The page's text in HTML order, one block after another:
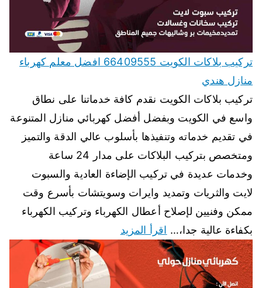
تركيب بلاكات الكويت 66409555 افضل معلم كهرباء
منازل هندي
تركيب بلاكات الكويت نقدم كافة خدماتنا على نطاق
واسع في الكويت وبفضل أفضل كهربائي منازل المتنوعة
في تقديم خدماته وتنفيذها بأسلوب عالي الدقة والتميز
ومتخصص بتركيب البلاكات على مدار 24 ساعة
وخدمات عديدة في تركيب الإضاءة العادية والسبوت
لايت والثريات وتمديد وايرات وسويتشات بأسرع وقت
ممكن وفنيين لإصلاح أعطال الكهرباء وتركيب الكهرباء
بكفاءة عالية جدا،… اقرأ المزيد